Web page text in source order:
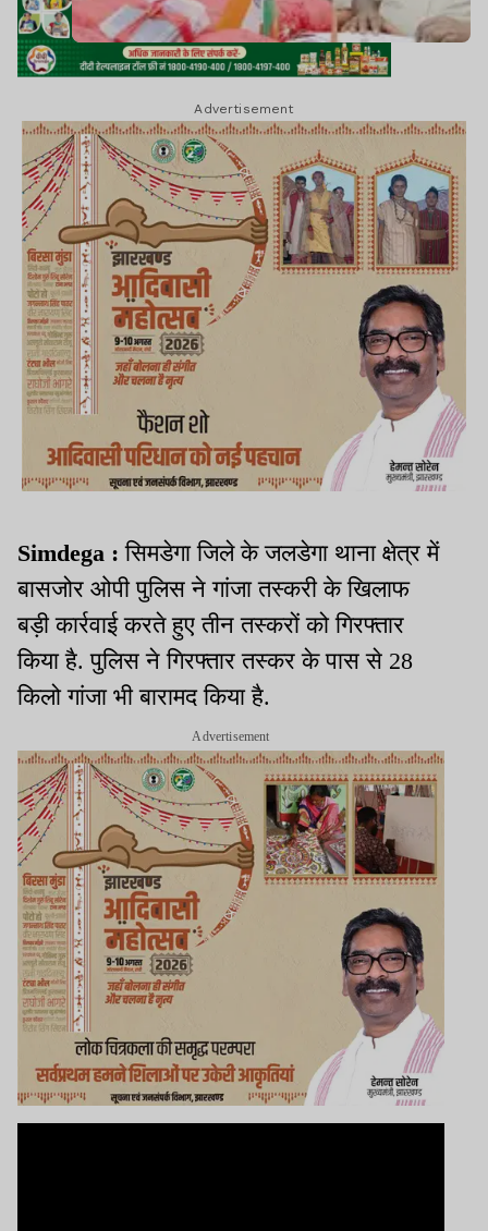
Advertisement
Simdega : सिमडेगा जिले के जलडेगा थाना क्षेत्र में
बासजोर ओपी पुलिस ने गांजा तस्करी के खिलाफ
बड़ी कार्रवाई करते हुए तीन तस्करों को गिरफ्तार
किया है. पुलिस ने गिरफ्तार तस्कर के पास से 28
किलो गांजा भी बारामद किया है.
Advertisement